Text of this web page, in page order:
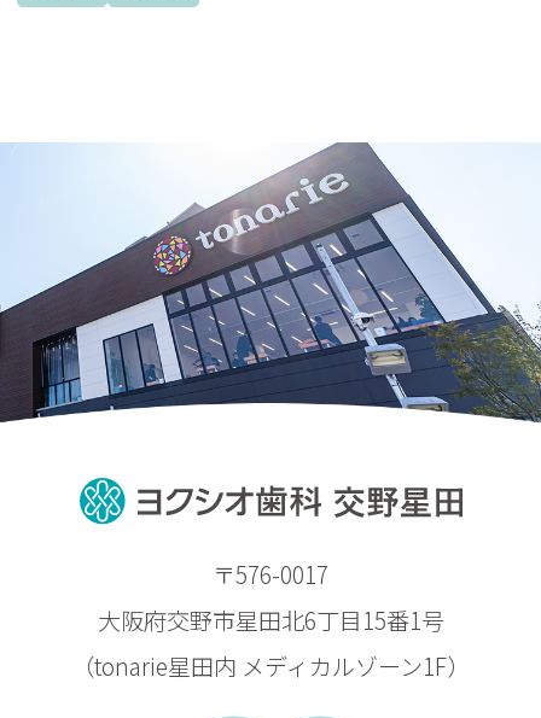
〒576-0017
大阪府交野市星田北6丁目15番1号
（tonarie星田内 メディカルゾーン1F）